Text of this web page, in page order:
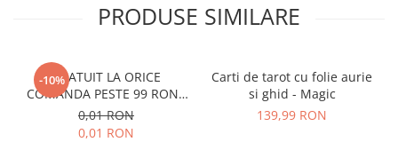
PRODUSE SIMILARE
-10%GRATUIT LA ORICE
COMANDA PESTE 99 RON -
Cutie personalizata cadou
Black and Yang
0,01 RON
0,01 RON
Carti de tarot cu folie aurie
si ghid - Magic
139,99 RON